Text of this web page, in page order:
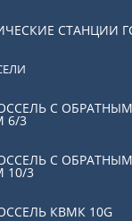
СТАНЦИИ
С
6/3
С
10/3
КВМК 10G